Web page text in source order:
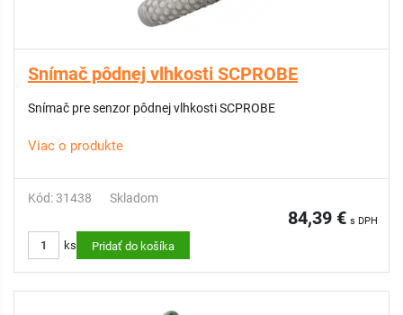
Snímač pôdnej vlhkosti SCPROBE
Snímač pre senzor pôdnej vlhkosti SCPROBE
Viac o produkte
Kód: 31438 Skladom
84,39 € s DPH
ks Pridať do košíka